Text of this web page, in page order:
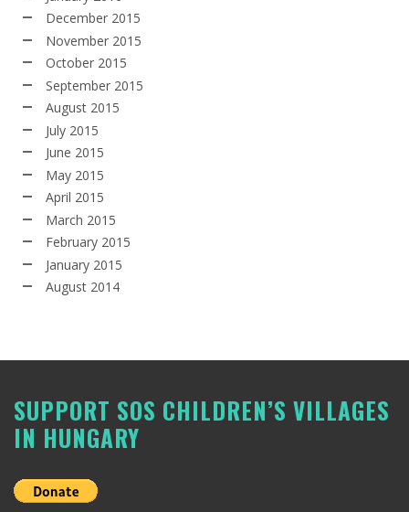
December 2015
November 2015
October 2015
September 2015
August 2015
July 2015
June 2015
May 2015
April 2015
March 2015
February 2015
January 2015
August 2014
SUPPORT SOS CHILDREN’S VILLAGES
IN HUNGARY